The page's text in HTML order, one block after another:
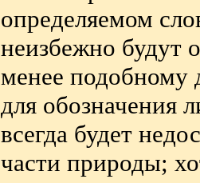
определяемом
неизбежно будут
менее подобному
для обозначения
всегда будет
части природы;